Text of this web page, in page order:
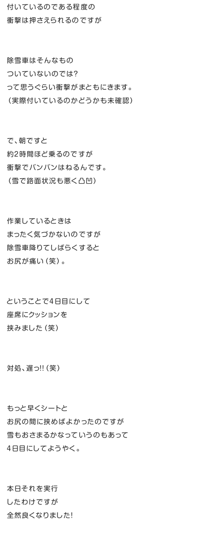
付いているのである程度の
衝撃は押さえられるのですが
除雪車はそんなもの
ついていないのでは？
って思うぐらい衝撃がまともにきます。
（実際付いているのかどうかも未確認）
で、朝ですと
約２時間ほど乗るのですが
衝撃でバンバンはねるんです。
（雪で路面状況も悪く凸凹）
作業しているときは
まったく気づかないのですが
除雪車降りてしばらくすると
お尻が痛い（笑）。
ということで４日目にして
座席にクッションを
挟みました（笑）
対処、遅っ！！（笑）
もっと早くシートと
お尻の間に挟めばよかったのですが
雪もおさまるかなっていうのもあって
４日目にしてようやく。
本日それを実行
したわけですが
全然良くなりました！